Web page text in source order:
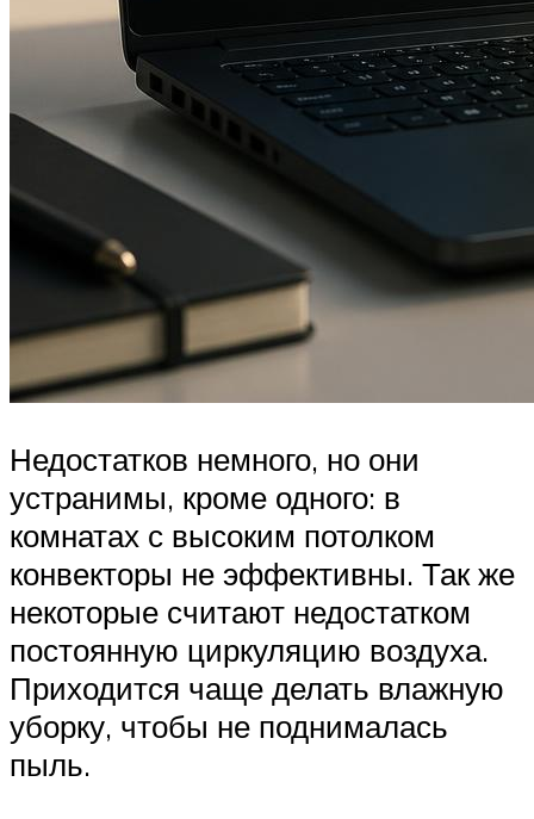
Недостатков немного, но они
устранимы, кроме одного: в
комнатах с высоким потолком
конвекторы не эффективны. Так же
некоторые считают недостатком
постоянную циркуляцию воздуха.
Приходится чаще делать влажную
уборку, чтобы не поднималась
пыль.